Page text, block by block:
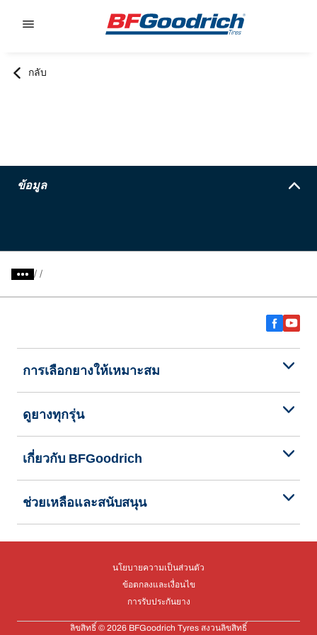
กลับ
ข้อมูล
/
การเลือกยางให้เหมาะสม
ดูยางทุกรุ่น
เกี่ยวกับ BFGoodrich
ช่วยเหลือและสนับสนุน
นโยบายความเป็นส่วนตัว
ข้อตกลงและเงื่อนไข
การรับประกันยาง
ลิขสิทธิ์ © 2026 BFGoodrich Tyres สงวนลิขสิทธิ์